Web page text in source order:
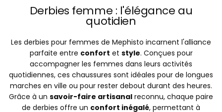
Derbies femme : l'élégance au
quotidien
Les derbies pour femmes de Mephisto incarnent l'alliance
parfaite entre confort et style. Conçues pour
accompagner les femmes dans leurs activités
quotidiennes, ces chaussures sont idéales pour de longues
marches en ville ou pour rester debout durant des heures.
Grâce à un savoir-faire artisanal reconnu, chaque paire
de derbies offre un confort inégalé, permettant à